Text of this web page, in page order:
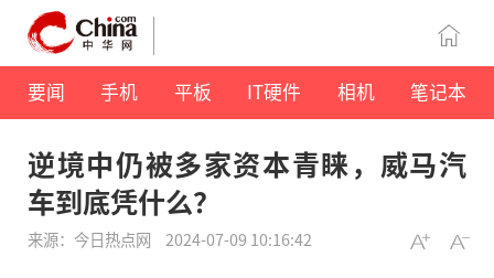
要闻 手机 平板 IT硬件 相机 笔记本
逆境中仍被多家资本青睐，威马汽
车到底凭什么？
来源：今日热点网 2024-07-09 10:16:42